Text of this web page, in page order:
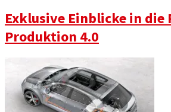
Exklusive Einblicke in die
Produktion 4.0